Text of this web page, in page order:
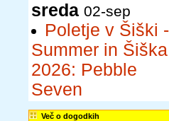
sreda 02-sep
Poletje v Šiški -
Summer in Šiška
2026: Pebble
Seven
Več o dogodkih